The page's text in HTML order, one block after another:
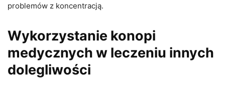
problemów z koncentracją.
Wykorzystanie konopi
medycznych w leczeniu innych
dolegliwości